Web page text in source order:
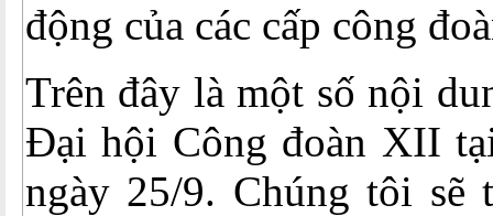
động của các cấp công
Trên đây là một số nội
Đại hội Công đoàn XII
ngày 25/9. Chúng tôi sẽ